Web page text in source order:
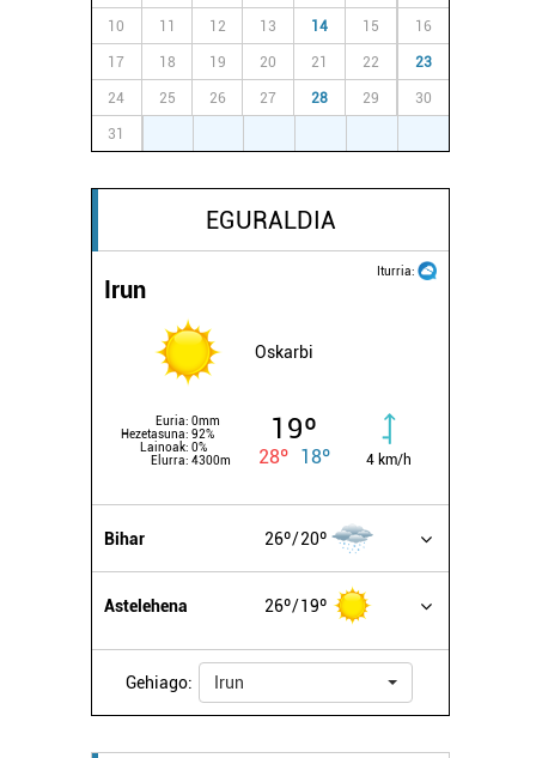
10 11 12 13 14 15 16
17 18 19 20 21 22 23
24 25 26 27 28 29 30
31
EGURALDIA
Iturria:
Irun
Oskarbi
Euria: 0mm
Hezetasuna: 92%
Lainoak: 0%
Elurra: 4300m
19º
28º 18º 4 km/h
Bihar 26º 20º
Astelehena 26º 19º
Gehiago: Irun